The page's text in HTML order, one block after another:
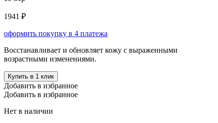
1941 ₽
оформить покупку в 4 платежа
Восстанавливает и обновляет кожу с выраженными
возрастными изменениями.
Купить в 1 клик
Добавить в избранное
Добавить в избранное
Нет в наличии